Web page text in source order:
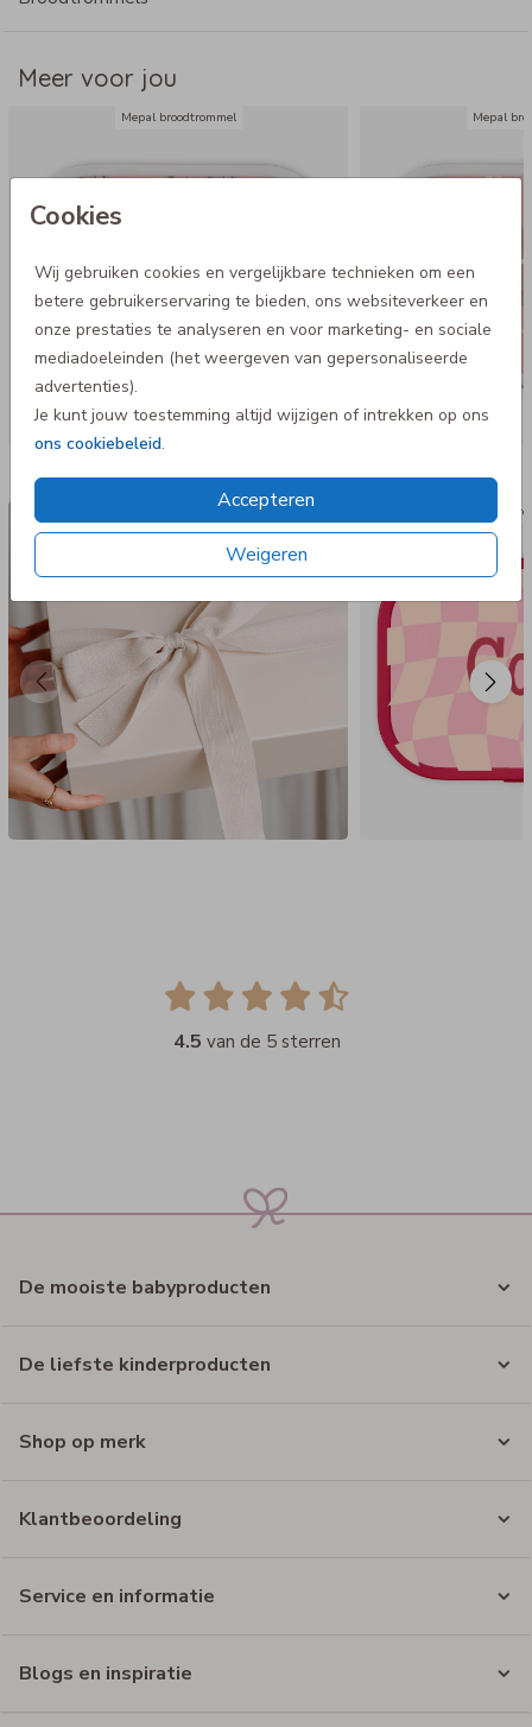
Cookies
Wij gebruiken cookies en vergelijkbare technieken om een
betere gebruikerservaring te bieden, ons websiteverkeer en
onze prestaties te analyseren en voor marketing- en sociale
mediadoeleinden (het weergeven van gepersonaliseerde
advertenties).
Je kunt jouw toestemming altijd wijzigen of intrekken op ons
ons cookiebeleid.
Accepteren
Weigeren
- Bij voorkeur met de hand afwassen of in de vaatwasser
op max. 60 graden
Meer voor jou
Mepal broodtrommel Mepal
Nog meer in deze stijl
Mepal
4.5 van de 5 sterren
De mooiste babyproducten
De liefste kinderproducten
Shop op merk
Klantbeoordeling
Service en informatie
Blogs en inspiratie